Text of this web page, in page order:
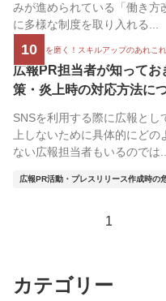
みが進められている「働き方
に多様な制度を取り入れる...
10
広報の腕を磨く！スキルアップのあれこれ
広報PR担当者が知って
策・炎上時の対応方法に
SNSを利用する際に広報と
上しないために具体的にど
ない広報担当者もいるのでは...
広報PR活動・プレスリリース作成時の
1
カテゴリー